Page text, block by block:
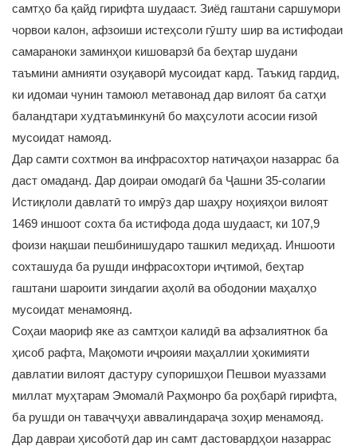
самтҳо ба қайд гирифта шудааст. Зиёд гаштани саршумори
чорвои калон, афзоиши истеҳсоли гӯшту шир ва истифодаи
самараноки заминҳои кишоварзӣ ба беҳтар шудани
таъмини амнияти озуқаворӣ мусоидат кард. Таъкид гардид,
ки идомаи чунин тамоюл метавонад дар вилоят ба сатҳи
баландтари худтаъминкунӣ бо маҳсулоти асосии ғизоӣ
мусоидат намояд.
Дар самти сохтмон ва инфрасохтор натиҷаҳои назаррас ба
даст омаданд. Дар доираи омодагӣ ба Ҷашни 35-солагии
Истиқлоли давлатӣ то имрӯз дар шаҳру ноҳияҳои вилоят
1469 иншоот сохта ба истифода дода шудааст, ки 107,9
фоизи нақшаи пешбинишударо ташкил медиҳад. Иншооти
сохташуда ба рушди инфрасохтори иҷтимоӣ, беҳтар
гаштани шароити зиндагии аҳолӣ ва ободонии маҳалҳо
мусоидат менамоянд.
Соҳаи маориф яке аз самтҳои калидӣ ва афзалиятнок ба
ҳисоб рафта, Мақомоти иҷроияи маҳаллии ҳокимияти
давлатии вилоят дастуру супоришҳои Пешвои муаззами
миллат муҳтарам Эмомалӣ Раҳмонро ба роҳбарӣ гирифта,
ба рушди он таваҷҷуҳи аввалиндараҷа зоҳир менамояд.
Дар давраи ҳисоботӣ дар ин самт дастовардҳои назаррас